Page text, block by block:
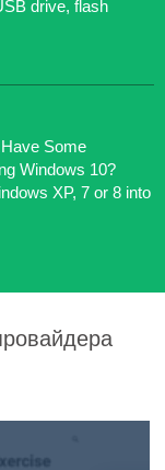
drive, flash
Some
Windows 10?
XP, 7 or 8 into